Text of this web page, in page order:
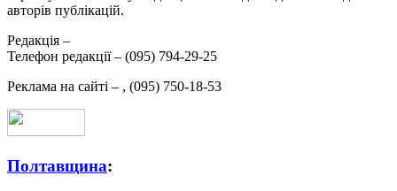
авторів публікацій.
Редакція –
Телефон редакції – (095) 794-29-25
Реклама на сайті – , (095) 750-18-53
Полтавщина: